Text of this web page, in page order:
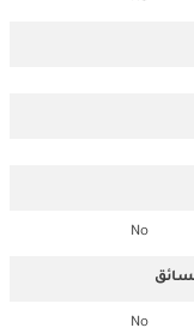
No
No